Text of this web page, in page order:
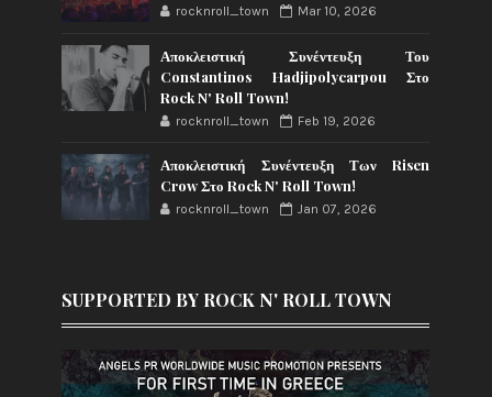
rocknroll_town Mar 10, 2026
Αποκλειστική Συνέντευξη Του
Constantinos Hadjipolycarpou Στο
Rock N' Roll Town!
rocknroll_town Feb 19, 2026
Αποκλειστική Συνέντευξη Των Risen
Crow Στο Rock N' Roll Town!
rocknroll_town Jan 07, 2026
SUPPORTED BY ROCK N' ROLL TOWN